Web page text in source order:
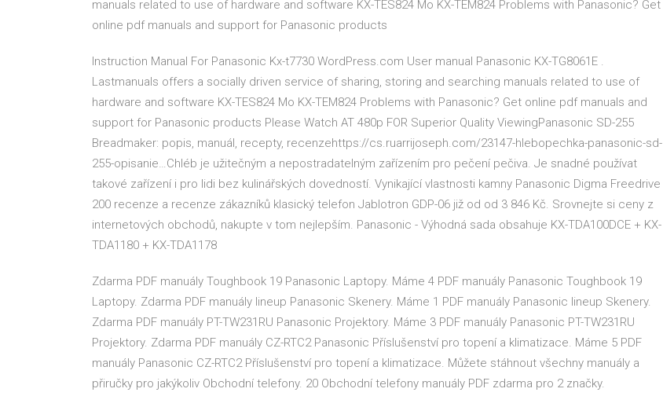
manuals related to use of hardware and software KX-TES824 Mo KX-TEM824 Problems with Panasonic? Get
online pdf manuals and support for Panasonic products
Instruction Manual For Panasonic Kx-t7730 WordPress.com User manual Panasonic KX-TG8061E .
Lastmanuals offers a socially driven service of sharing, storing and searching manuals related to use of
hardware and software KX-TES824 Mo KX-TEM824 Problems with Panasonic? Get online pdf manuals and
support for Panasonic products Please Watch AT 480p FOR Superior Quality ViewingPanasonic SD-255
Breadmaker: popis, manuál, recepty, recenzehttps://cs.ruarrijoseph.com/23147-hlebopechka-panasonic-sd-
255-opisanie…Chléb je užitečným a nepostradatelným zařízením pro pečení pečiva. Je snadné používat
takové zařízení i pro lidi bez kulinářských dovedností. Vynikající vlastnosti kamny Panasonic Digma Freedrive
200 recenze a recenze zákazníků klasický telefon Jablotron GDP-06 již od od 3 846 Kč. Srovnejte si ceny z
internetových obchodů, nakupte v tom nejlepším. Panasonic - Výhodná sada obsahuje KX-TDA100DCE + KX-
TDA1180 + KX-TDA1178
Zdarma PDF manuály Toughbook 19 Panasonic Laptopy. Máme 4 PDF manuály Panasonic Toughbook 19
Laptopy. Zdarma PDF manuály lineup Panasonic Skenery. Máme 1 PDF manuály Panasonic lineup Skenery.
Zdarma PDF manuály PT-TW231RU Panasonic Projektory. Máme 3 PDF manuály Panasonic PT-TW231RU
Projektory. Zdarma PDF manuály CZ-RTC2 Panasonic Příslušenství pro topení a klimatizace. Máme 5 PDF
manuály Panasonic CZ-RTC2 Příslušenství pro topení a klimatizace. Můžete stáhnout všechny manuály a
přiručky pro jakýkoliv Obchodní telefony. 20 Obchodní telefony manuály PDF zdarma pro 2 značky.